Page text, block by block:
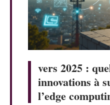
vers 2025 :
innovations à
l’edge